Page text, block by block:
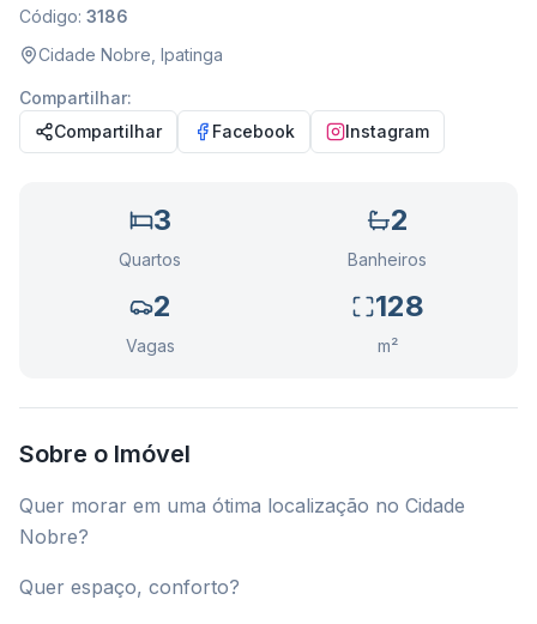
Código: 3186
Cidade Nobre Ipatinga
Compartilhar:
Compartilhar
Facebook Instagram
3
Quartos
2
Banheiros
2
Vagas
128
m²
Sobre o Imóvel
Quer morar em uma ótima localização no Cidade
Nobre?
Quer espaço, conforto?